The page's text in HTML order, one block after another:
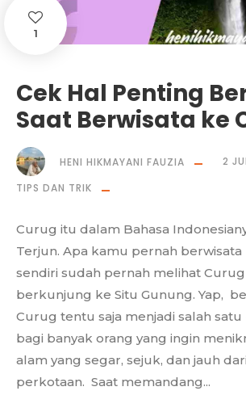
1
Cek Hal Penting
Saat Berwisata ke
HENI HIKMAYANI FAUZIA
2
TIPS DAN TRIK
Curug itu dalam Bahasa
Terjun. Apa kamu pernah berwisata
sendiri sudah pernah melihat Curug
berkunjung ke Situ Gunung. Yap,
Curug tentu saja menjadi salah
bagi banyak orang yang ingin
alam yang segar, sejuk, dan jauh
perkotaan. Saat memandang...